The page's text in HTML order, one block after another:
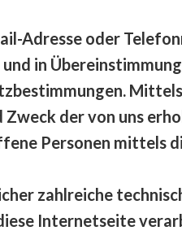
Adresse oder
in
der von uns
Personen mittels
zahlreiche
Internetseite